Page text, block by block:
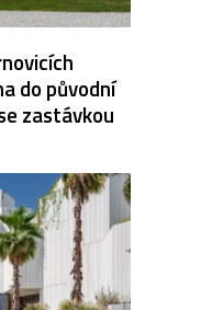
do původní
zastávkou